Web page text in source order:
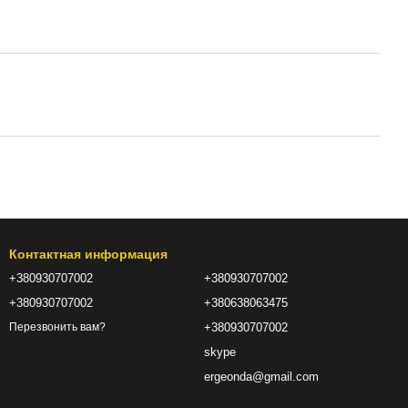
Контактная информация
+380930707002
+380930707002
Перезвонить вам?
+380930707002
+380638063475
+380930707002
skype
ergeonda@gmail.com